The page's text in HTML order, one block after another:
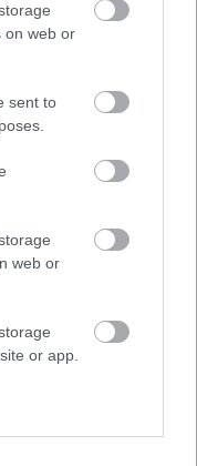
on web or
sent to
web or
or app.
3-án távozik a
ismert.
programsorozat